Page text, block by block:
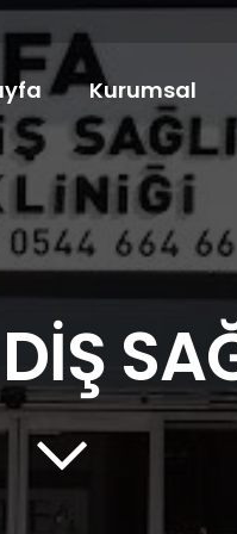
Kurumsal